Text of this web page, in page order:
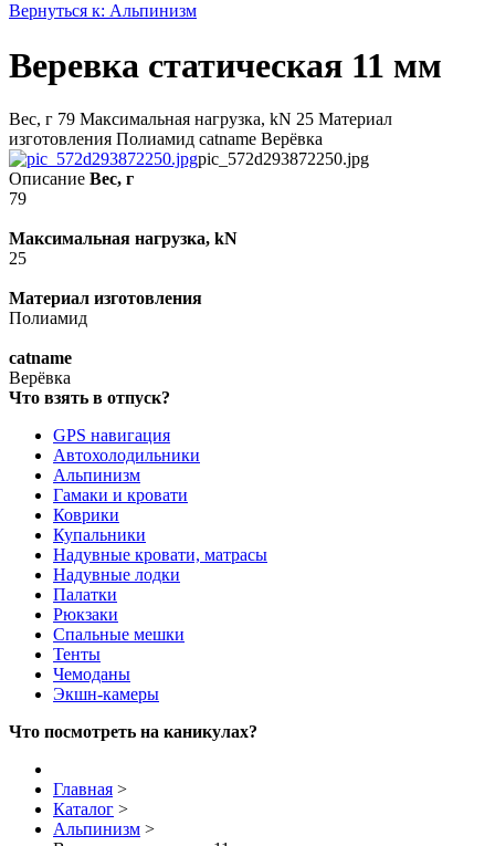
Вернуться к: Альпинизм
Веревка статическая 11 мм
Вес, г 79 Максимальная нагрузка, kN 25 Материал
изготовления Полиамид catname Верёвка
pic_572d293872250.jpg
Описание Вес, г
79
Максимальная нагрузка, kN
25
Материал изготовления
Полиамид
catname
Верёвка
Что взять в отпуск?
GPS навигация
Автохолодильники
Альпинизм
Гамаки и кровати
Коврики
Купальники
Надувные кровати, матрасы
Надувные лодки
Палатки
Рюкзаки
Спальные мешки
Тенты
Чемоданы
Экшн-камеры
Что посмотреть на каникулах?
Главная >
Каталог >
Альпинизм >